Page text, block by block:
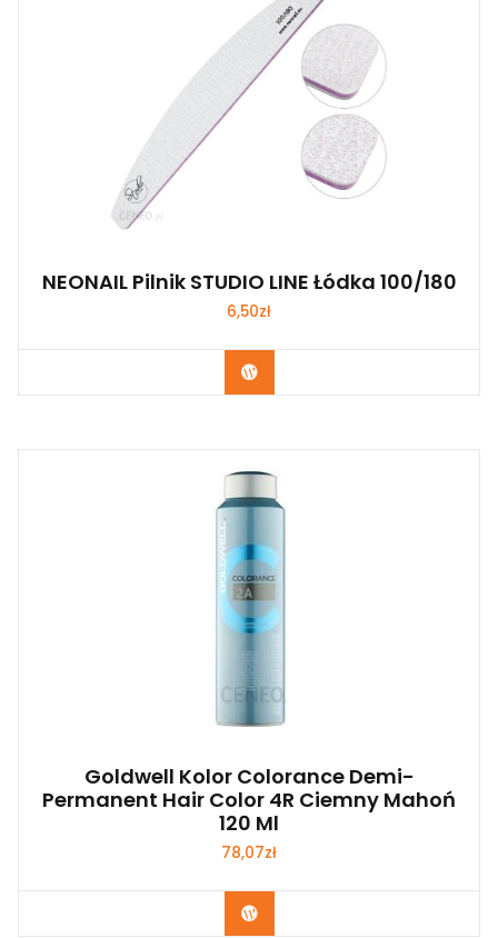
NEONAIL Pilnik STUDIO LINE Łódka 100/180
6,50zł
Zobacz
Goldwell Kolor Colorance Demi-
Permanent Hair Color 4R Ciemny Mahoń
120 Ml
78,07zł
Zobacz